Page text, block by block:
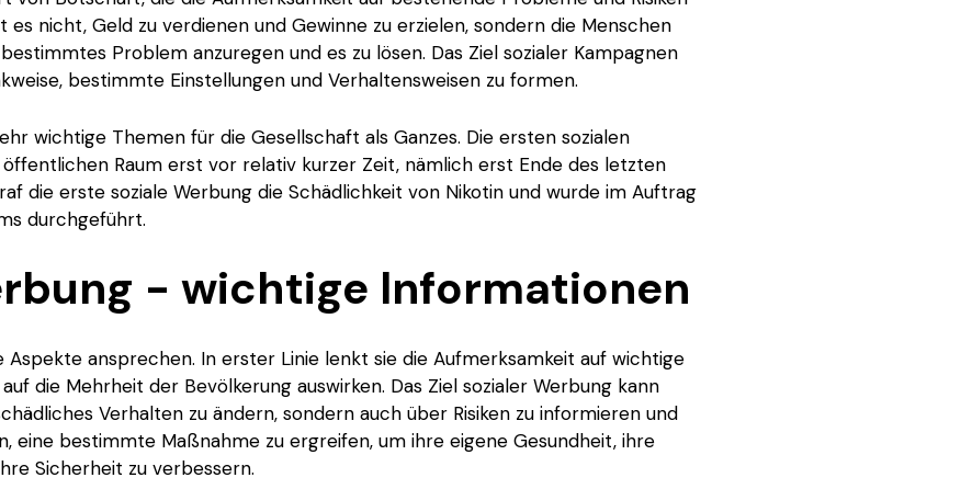
es nicht, Geld zu verdienen und Gewinne zu erzielen, sondern die Menschen
Problem anzuregen und es zu lösen. Das Ziel sozialer Kampagnen
bestimmte Einstellungen und Verhaltensweisen zu formen.
wichtige Themen für die Gesellschaft als Ganzes. Die ersten sozialen
Raum erst vor relativ kurzer Zeit, nämlich erst Ende des letzten
die erste soziale Werbung die Schädlichkeit von Nikotin und wurde im Auftrag
durchgeführt.
- wichtige Informationen
Aspekte ansprechen. In erster Linie lenkt sie die Aufmerksamkeit auf wichtige
die Mehrheit der Bevölkerung auswirken. Das Ziel sozialer Werbung kann
Verhalten zu ändern, sondern auch über Risiken zu informieren und
eine bestimmte Maßnahme zu ergreifen, um ihre eigene Gesundheit, ihre
Sicherheit zu verbessern.